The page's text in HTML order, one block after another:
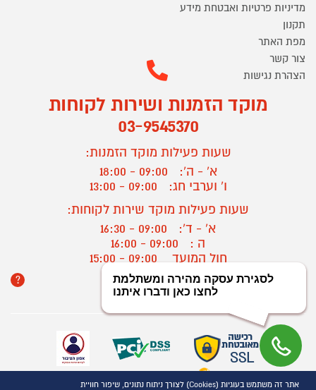
מדיניות פרטיות ואבטחת מידע
תקנון
מפת האתר
צור קשר
הצהרת נגישות
מוקד הזמנות ושירות לקוחות
03-9545370
שעות פעילות מוקד הזמנות:
א' - ה':
09:00 - 18:00
ו' וערבי חג:
09:00 - 13:00
שעות פעילות מוקד שירות לקוחות:
א' - ד':
09:00 - 16:30
ה :
09:00 - 16:00
חול המועד
? יצירת קשר/ביטול הזמנה
אתר זה משתמש בעוגיות (Cookies) לצורך ניתוח נתונים, שיפור חוויית